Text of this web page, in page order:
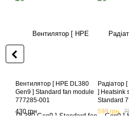
Вентилятор [ HPE DL380
Gen9 ] Standard fan module
777285-001
430 грн
Радіатор
] Heatsink
Standard
734042-
599 грн